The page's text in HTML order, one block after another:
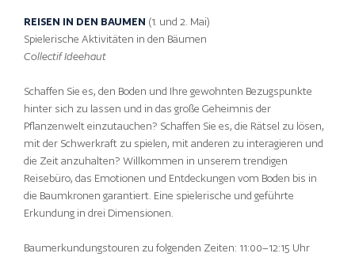
REISEN IN DEN BAUMEN (1. und 2. Mai)
Spielerische Aktivitäten in den Bäumen
Collectif Ideehaut
Schaffen Sie es, den Boden und Ihre gewohnten Bezugspunkte
hinter sich zu lassen und in das große Geheimnis der
Pflanzenwelt einzutauchen? Schaffen Sie es, die Rätsel zu lösen,
mit der Schwerkraft zu spielen, mit anderen zu interagieren und
die Zeit anzuhalten? Willkommen in unserem trendigen
Reisebüro, das Emotionen und Entdeckungen vom Boden bis in
die Baumkronen garantiert. Eine spielerische und geführte
Erkundung in drei Dimensionen.
Baumerkundungstouren zu folgenden Zeiten: 11:00–12:15 Uhr